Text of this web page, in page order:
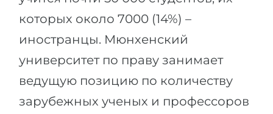
которых около 7000 (14%) –
иностранцы. Мюнхенский
университет по праву занимает
ведущую позицию по количеству
зарубежных ученых и профессоров